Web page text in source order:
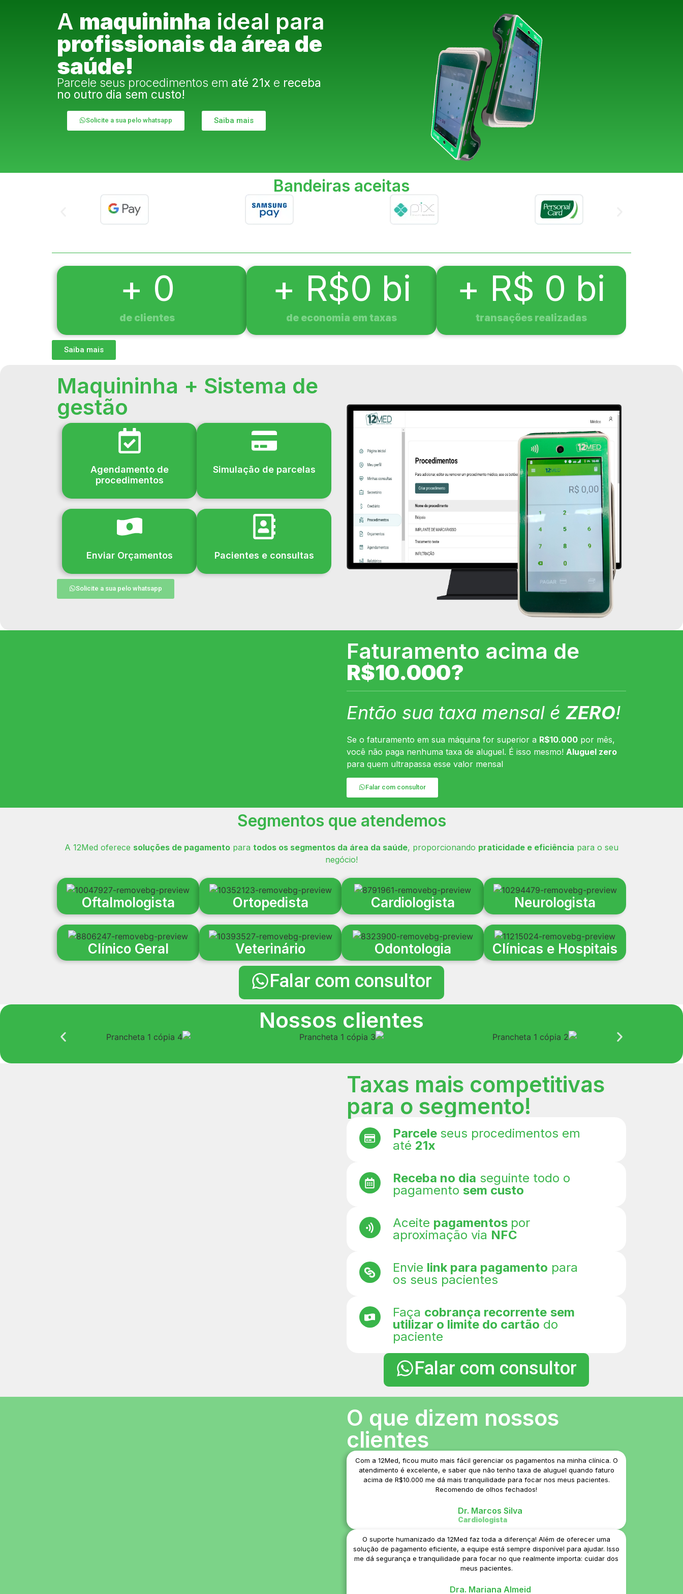
A maquininha ideal para
profissionais da área de
saúde!
Parcele seus procedimentos em até 21x e receba
no outro dia sem custo!
Solicite a sua pelo whatsapp Saiba mais
Bandeiras aceitas
de clientes
+ 0
de economia em taxas
+ R$0 bi
transações realizadas
+ R$ 0 bi
Saiba mais
Maquininha + Sistema de
gestão
Agendamento de
procedimentos
Simulação de parcelas
Enviar Orçamentos Pacientes e consultas
Solicite a sua pelo whatsapp
Faturamento acima de
R$10.000?
Então sua taxa mensal é ZERO!
Se o faturamento em sua máquina for superior a R$10.000 por mês,
você não paga nenhuma taxa de aluguel. É isso mesmo! Aluguel zero
para quem ultrapassa esse valor mensal
Falar com consultor
Segmentos que atendemos
A 12Med oferece soluções de pagamento para todos os segmentos da área da saúde, proporcionando praticidade e eficiência para o seu
negócio!
Oftalmologista Ortopedista Cardiologista Neurologista
Clínico Geral Veterinário Odontologia Clínicas e Hospitais
Falar com consultor
Nossos clientes
Taxas mais competitivas
para o segmento!
Parcele seus procedimentos em
até 21x
Receba no dia seguinte todo o
pagamento sem custo
Aceite pagamentos por
aproximação via NFC
Envie link para pagamento para
os seus pacientes
Faça cobrança recorrente sem
utilizar o limite do cartão do
paciente
Falar com consultor
O que dizem nossos
clientes
Com a 12Med, ficou muito mais fácil gerenciar os pagamentos na minha clínica. O
atendimento é excelente, e saber que não tenho taxa de aluguel quando faturo
acima de R$10.000 me dá mais tranquilidade para focar nos meus pacientes.
Recomendo de olhos fechados!
Dr. Marcos Silva
Cardiologista
O suporte humanizado da 12Med faz toda a diferença! Além de oferecer uma
solução de pagamento eficiente, a equipe está sempre disponível para ajudar. Isso
me dá segurança e tranquilidade para focar no que realmente importa: cuidar dos
meus pacientes.
Dra. Mariana Almeid